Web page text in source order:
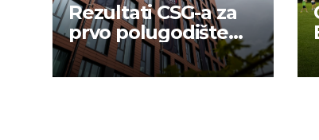
Rezultati CSG-a za
prvo polugodište
2026.